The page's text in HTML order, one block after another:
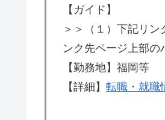
【ガイド】
＞＞（１）下記リ
ンク先ページ上部の
【勤務地】福岡等
【詳細】 転職・就職